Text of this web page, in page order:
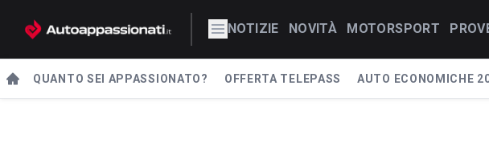
NOTIZIE NOVITÀ MOTORSPORT
QUANTO SEI APPASSIONATO? OFFERTA TELEPASS AUTO ECONOMICHE